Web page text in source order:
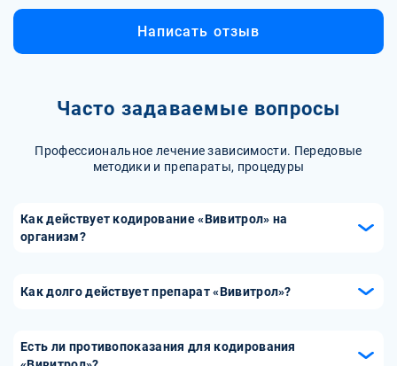
Написать отзыв
Часто задаваемые вопросы
Профессиональное лечение зависимости. Передовые
методики и препараты, процедуры
Как действует кодирование «Вивитрол» на
организм?
препарата, содержащего налтрексон, который блокирует
алкоголя, снижая тягу к нему. В результате человек
Как долго действует препарат «Вивитрол»?
инъекции, и его действие продолжается в течение этого
Есть ли противопоказания для кодирования